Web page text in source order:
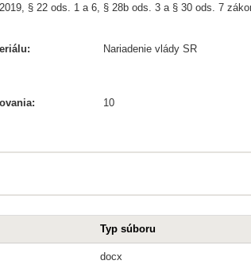
§ 22 ods. 1 a 6, § 28b ods. 3 a § 30 ods. 7
Nariadenie vlády SR
10
Typ súboru
docx